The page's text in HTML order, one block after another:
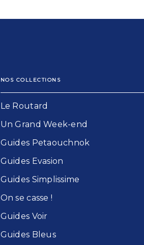
NOS COLLECTIONS
Le Routard​
Un Grand Week-end​
Guides Petaouchnok​
Guides Evasion​
Guides Simplissime​
On se casse !​
Guides Voir​
Guides Bleu​s